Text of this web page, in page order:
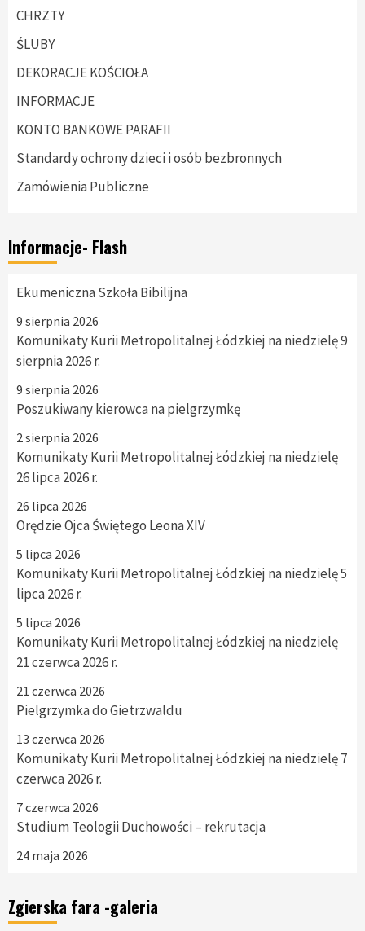
CHRZTY
ŚLUBY
DEKORACJE KOŚCIOŁA
INFORMACJE
KONTO BANKOWE PARAFII
Standardy ochrony dzieci i osób bezbronnych
Zamówienia Publiczne
Informacje- Flash
Ekumeniczna Szkoła Bibilijna
9 sierpnia 2026
Komunikaty Kurii Metropolitalnej Łódzkiej na niedzielę 9
sierpnia 2026 r.
9 sierpnia 2026
Poszukiwany kierowca na pielgrzymkę
2 sierpnia 2026
Komunikaty Kurii Metropolitalnej Łódzkiej na niedzielę
26 lipca 2026 r.
26 lipca 2026
Orędzie Ojca Świętego Leona XIV
5 lipca 2026
Komunikaty Kurii Metropolitalnej Łódzkiej na niedzielę 5
lipca 2026 r.
5 lipca 2026
Komunikaty Kurii Metropolitalnej Łódzkiej na niedzielę
21 czerwca 2026 r.
21 czerwca 2026
Pielgrzymka do Gietrzwaldu
13 czerwca 2026
Komunikaty Kurii Metropolitalnej Łódzkiej na niedzielę 7
czerwca 2026 r.
7 czerwca 2026
Studium Teologii Duchowości – rekrutacja
24 maja 2026
Zgierska fara -galeria